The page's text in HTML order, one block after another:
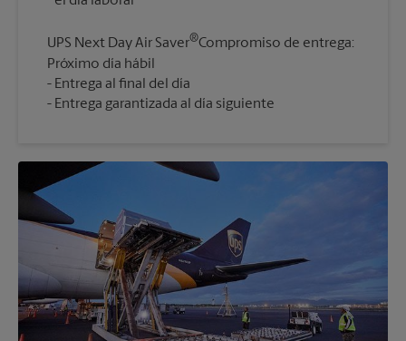
UPS Next Day Air Saver®Compromiso de entrega:
Próximo día hábil
Entrega al final del día
Entrega garantizada al día siguiente